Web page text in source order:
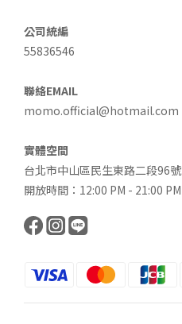
公司統編
55836546
聯絡EMAIL
momo.official@hotmail.com
實體空間
台北市中山區民生東路二段96號
開放時間：12:00 PM - 21:00 PM